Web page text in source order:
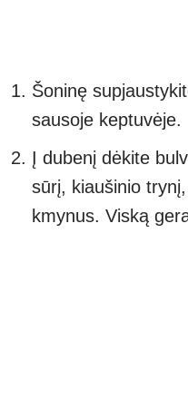
Šoninę
sausoje keptuvėje.
Į dubenį dėkite
sūrį, kiaušinio
kmynus. Viską